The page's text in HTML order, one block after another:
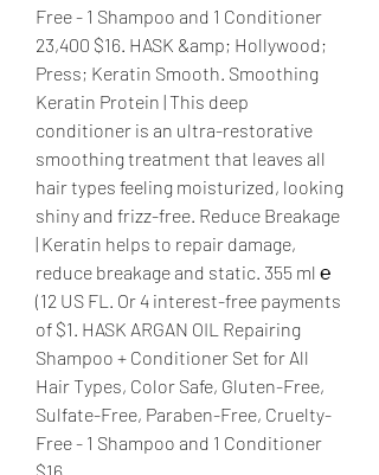
Free - 1 Shampoo and 1 Conditioner
23,400 $16. HASK &amp; Hollywood;
Press; Keratin Smooth. Smoothing
Keratin Protein | This deep
conditioner is an ultra-restorative
smoothing treatment that leaves all
hair types feeling moisturized, looking
shiny and frizz-free. Reduce Breakage
| Keratin helps to repair damage,
reduce breakage and static. 355 ml ℮
(12 US FL. Or 4 interest-free payments
of $1. HASK ARGAN OIL Repairing
Shampoo + Conditioner Set for All
Hair Types, Color Safe, Gluten-Free,
Sulfate-Free, Paraben-Free, Cruelty-
Free - 1 Shampoo and 1 Conditioner
$16.